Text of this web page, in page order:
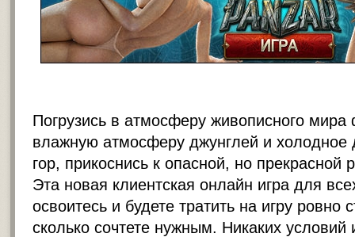
Погрузись в атмосферу живописного мира
влажную атмосферу джунглей и холодное
гор, прикоснись к опасной, но прекрасной
Эта новая клиентская онлайн игра для
освоитесь и будете тратить на игру ровно
сколько сочтете нужным. Никаких условий